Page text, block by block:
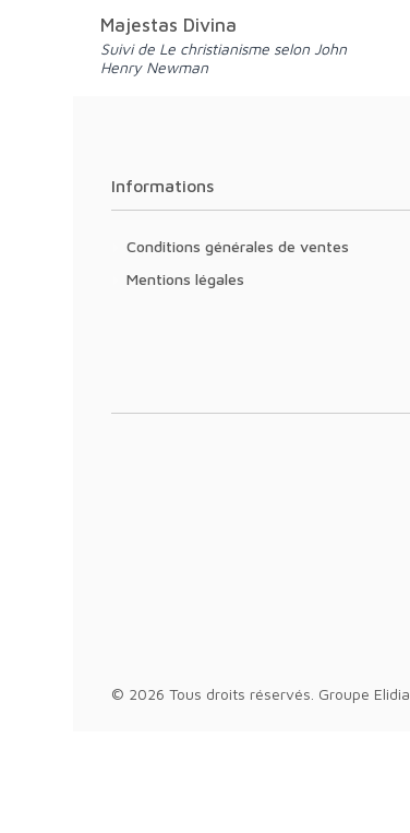
Majestas Divina
Suivi de Le christianisme selon John
Henry Newman
Informations
Conditions générales de ventes
Mentions légales
© 2026 Tous droits réservés. Groupe Elidia